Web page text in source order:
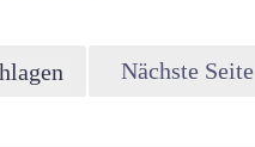
Nächste Seite